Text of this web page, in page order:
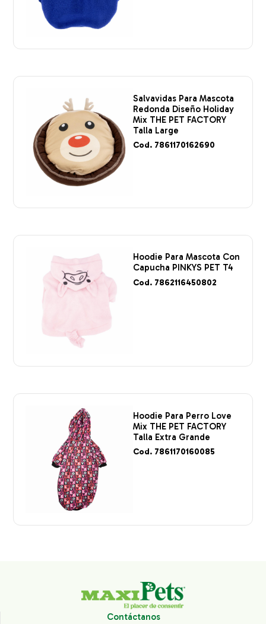
Salvavidas Para Mascota
Redonda Diseño Holiday
Mix THE PET FACTORY
Talla Large
Cod. 7861170162690
Hoodie Para Mascota Con
Capucha PINKYS PET T4
Cod. 7862116450802
Hoodie Para Perro Love
Mix THE PET FACTORY
Talla Extra Grande
Cod. 7861170160085
Contáctanos